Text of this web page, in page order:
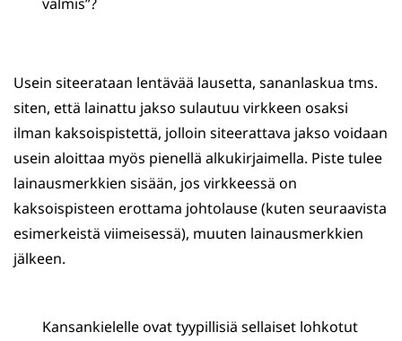
Usein siteerataan lentävää lausetta, sananlaskua tms.
siten, että lainattu jakso sulautuu virkkeen osaksi
ilman kaksoispistettä, jolloin siteerattava jakso voidaan
usein aloittaa myös pienellä alkukirjaimella. Piste tulee
lainausmerkkien sisään, jos virkkeessä on
kaksoispisteen erottama johtolause (kuten seuraavista
esimerkeistä viimeisessä), muuten lainausmerkkien
jälkeen.
Kansankielelle ovat tyypillisiä sellaiset lohkotut